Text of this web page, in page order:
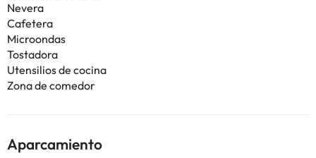
Nevera
Cafetera
Microondas
Tostadora
Utensilios de cocina
Zona de comedor
Aparcamiento